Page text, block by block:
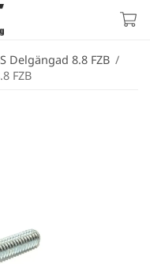
Delgängad 8.8 FZB /
FZB